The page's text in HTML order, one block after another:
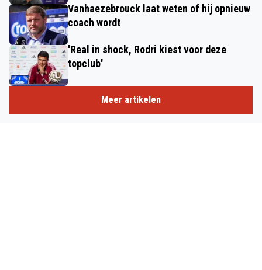
Vanhaezebrouck laat weten of hij opnieuw
coach wordt
'Real in shock, Rodri kiest voor deze
topclub'
Meer artikelen